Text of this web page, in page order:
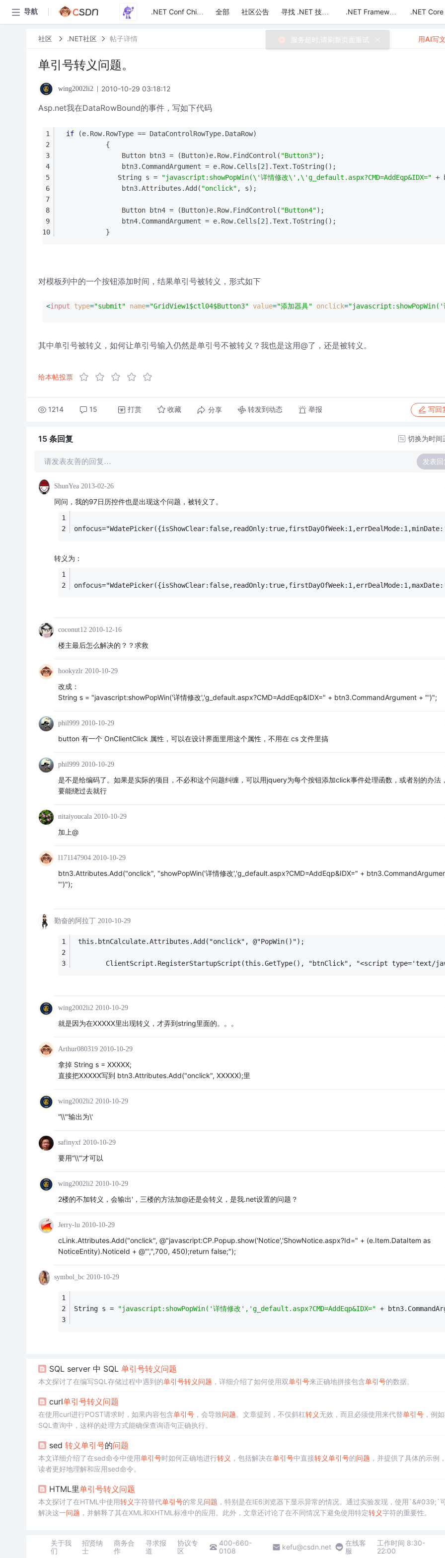
导航 .NET Conf China 全部 社区公告 寻找 .NET 技术达人 .NET Framework .NET Core
社区 .NET社区 帖子详情
单引号转义问题。
wing2002li2 2010-10-29 03:18:12
Asp.net我在DataRowBound的事件，写如下代码
if (e.Row.RowType == DataControlRowType.DataRow)
            {
                Button btn3 = (Button)e.Row.FindControl(
"Button3");
                btn3.CommandArgument = e.Row.Cells[
2].Text.ToString();
               String s =
"javascript:showPopWin(\'详情修改\',\'g_default.aspx?CMD=AddEqp&IDX=" +
                btn3.Attributes.Add(
"onclick" , s);
                Button btn4 = (Button)e.Row.FindControl(
"Button4");
                btn4.CommandArgument = e.Row.Cells[
2].Text.ToString();
            }
对模板列中的一个按钮添加时间，结果单引号被转义，形式如下
<input type="submit" name="GridView1$ctl04$Button3" value="添加器具" onclick="javascript:showPopWin('
其中单引号被转义，如何让单引号输入仍然是单引号不被转义？我也是这用@了，还是被转义。
给本帖投票
1214 15 打赏 收藏 分享 转发到动态 举报 写回
用AI写
15 条回复 切换为时间
请发表友善的回复… 发表回
ShunYea 2013-02-26
同问，我的97日历控件也是出现这个问题，被转义了。
转义为：
coconut12 2010-12-16
楼主最后怎么解决的？？求救
hookyzlr 2010-10-29
改成：
String s = "javascript:showPopWin('详情修改','g_default.aspx?CMD=AddEqp&IDX=" + btn3.CommandArgument + "')";
phil999 2010-10-29
button 有一个 OnClientClick 属性，可以在设计界面里用这个属性，不用在 cs 文件里搞
phil999 2010-10-29
是不是给编码了。如果是实际的项目，不必和这个问题纠缠，可以用jquery为每个按钮添加click事件处理函数，或者别的办法
要能绕过去就行
nitaiyoucala 2010-10-29
加上@
l171147904 2010-10-29
btn3.Attributes.Add("onclick", "showPopWin('详情修改','g_default.aspx?CMD=AddEqp&IDX=" +
"')");
勤奋的阿拉丁 2010-10-29
this.btnCalculate.Attributes.Add("onclick", @"PopWin()");
ClientScript.RegisterStartupScript(this.GetType(), "btnClick", "<script type='text/
wing2002li2 2010-10-29
就是因为在XXXXX里出现转义，才弄到string里面的。。。
Arthur080319 2010-10-29
拿掉 String s = XXXXX;
直接把XXXXX写到 btn3.Attributes.Add("onclick", XXXXX);里
wing2002li2 2010-10-29
“\\'”输出为\'
safinyxf 2010-10-29
要用“\\'”才可以
wing2002li2 2010-10-29
2楼的不加转义，会输出'，三楼的方法加@还是会转义，是我.net设置的问题？
Jerry-lu 2010-10-29
cLink.Attributes.Add("onclick", @"javascript:CP.Popup.show('Notice','ShowNotice.aspx?Id=" + (e.Item.DataItem as
NoticeEntity).NoticeId + @"','',700, 450);return false;");
symbol_bc 2010-10-29
String s = "javascript:showPopWin('详情修改','g_default.aspx?CMD=AddEqp&IDX=" +
SQL server 中 SQL 单引号转义 问题
本文探讨了在编写SQL存储过程中遇到的单引号转义问题 ，详细介绍了如何使用双单引号来正确地拼接包含单引号的数据。
curl单引号转义 问题
在使用curl进行POST请求时，如果内容包含单引号，会导致问题。文章提到，不仅斜杠转义无效，而且必须使用来代替单引号，例
SQL查询中，这样的处理方式能确保查询语句正确执行。
sed 转义单引号的问题
本文详细介绍了在sed命令中使用单引号时如何正确地进行转义 ，包括解决在单引号中直接转义单引号的问题 ，并提供了具体的示例
读者更好地理解和应用sed命令。
HTML里单引号转义 问题
本文探讨了在HTML中使用转义字符替代单引号的常见问题 ，特别是在IE6浏览器下显示异常的情况。通过实验发现，使用`&#039;`
解决这一问题 ，并解释了其在XML和XHTML标准中的应用。此外，文章还讨论了在不同情况下避免使用特定转义字符的重要性。
关于我
们
招贤纳
士
商务合
作
寻求报
道
协议专
区
400-660-
0108
kefu@csdn.net
在线客
服
工作时间 8:30-
22:00